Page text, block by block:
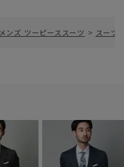
メンズ ツーピーススーツ > スーツ